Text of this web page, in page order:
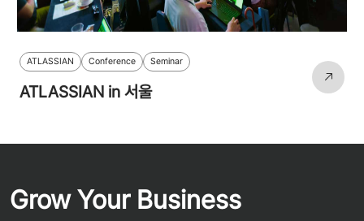
ATLASSIAN Conference Seminar
ATLASSIAN in 서울
Grow Your Business